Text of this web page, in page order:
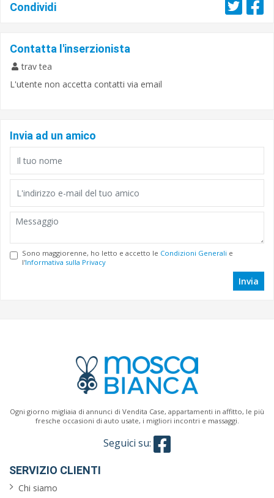
Condividi
Contatta l'inserzionista
trav tea
L'utente non accetta contatti via email
Invia ad un amico
Sono maggiorenne, ho letto e accetto le Condizioni Generali e
l'Informativa sulla Privacy
Invia
Ogni giorno migliaia di annunci di Vendita Case, appartamenti in affitto, le più
fresche occasioni di auto usate, i migliori incontri e massaggi.
Seguici su:
SERVIZIO CLIENTI
Chi siamo